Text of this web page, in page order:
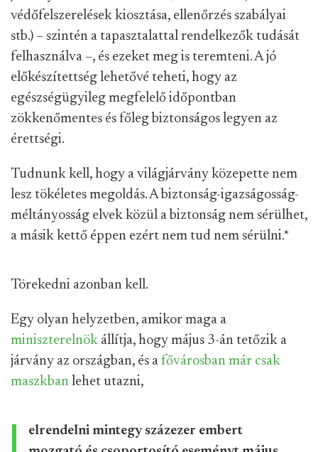
védőfelszerelések kiosztása, ellenőrzés szabályai
stb.) – szintén a tapasztalattal rendelkezők tudását
felhasználva –, és ezeket meg is teremteni. A jó
előkészítettség lehetővé teheti, hogy az
egészségügyileg megfelelő időpontban
zökkenőmentes és főleg biztonságos legyen az
érettségi.
Tudnunk kell, hogy a világjárvány közepette nem
lesz tökéletes megoldás. A biztonság-igazságosság-
méltányosság elvek közül a biztonság nem sérülhet,
a másik kettő éppen ezért nem tud nem sérülni.*
Törekedni azonban kell.
Egy olyan helyzetben, amikor maga a
miniszterelnök állítja, hogy május 3-án tetőzik a
járvány az országban, és a fővárosban már csak
maszkban lehet utazni,
elrendelni mintegy százezer embert